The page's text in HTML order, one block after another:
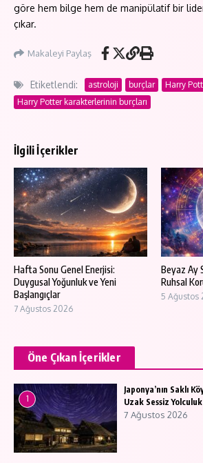
göre hem bilge hem de manipülatif bir
çıkar.
Makaleyi Paylaş
Etiketlendi: astroloji burçlar
Harry
Harry Potter karakterlerinin burçları
İlgili İçerikler
Hafta Sonu Genel Enerjisi:
Duygusal Yoğunluk ve Yeni
Başlangıçlar
7 Ağustos 2026
Beyaz Ay
Ruhsal
5 Ağustos
Öne Çıkan İçerikler
1
Japonya’nın Saklı
Uzak Sessiz Yolculuk
7 Ağustos 2026